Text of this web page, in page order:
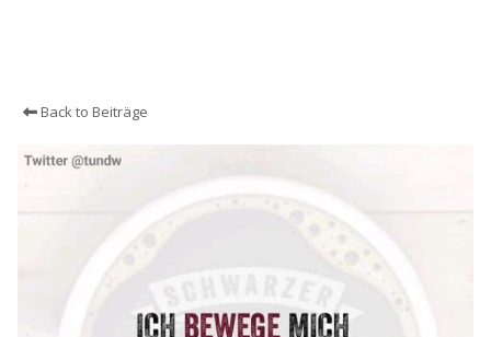
Back to Beiträge